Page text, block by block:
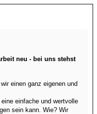
neu - bei uns stehst
einen ganz eigenen und
einfache und wertvolle
sein kann. Wie? Wir